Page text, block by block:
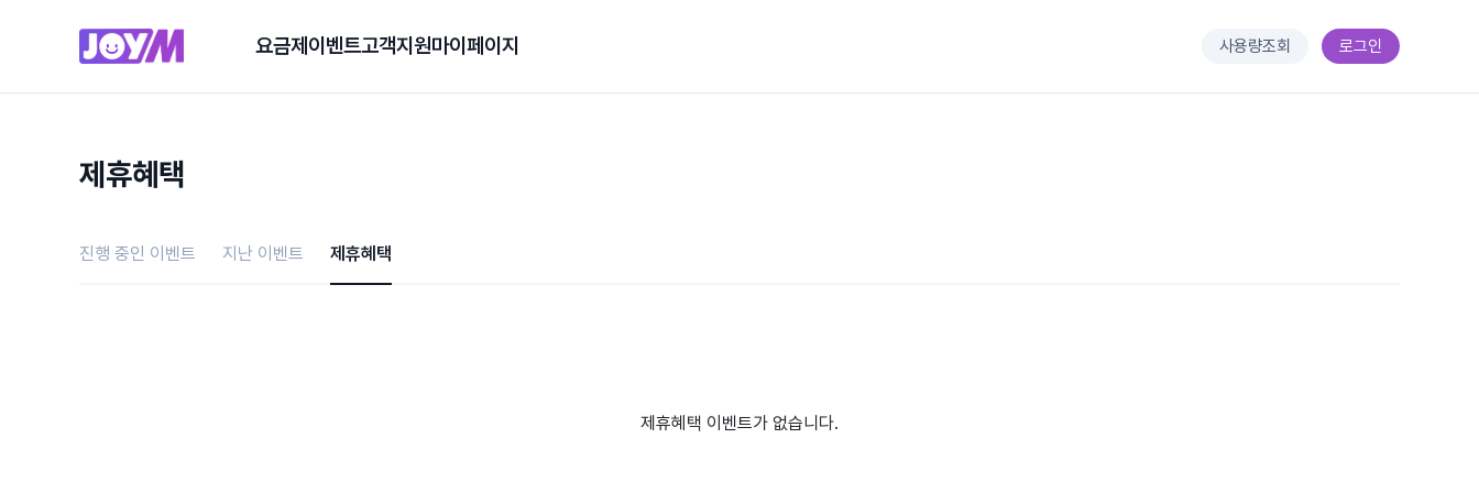
요금제 이벤트고객지원마이페이지 사용량조회 로그인
제휴혜택
진행 중인 이벤트 지난 이벤트 제휴혜택
제휴혜택 이벤트가 없습니다.